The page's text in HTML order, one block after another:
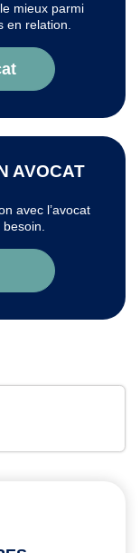
mieux parmi
en relation.
AVOCAT
avec l’avocat